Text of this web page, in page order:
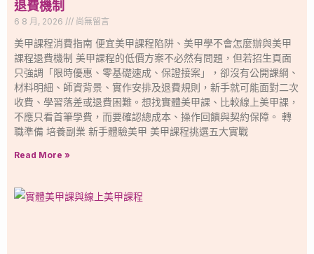
退費機制
6 8 月, 2026 尚無留言
美甲課程消費指南 便宜美甲課程陷阱、美甲學不會怎麼辦與美甲
課程退費機制 美甲課程的低價方案不必然有問題，但若招生頁面
只強調「限時優惠、零基礎速成、保證接案」，卻沒有公開課綱、
材料明細、師資背景、實作安排及退費規則，新手就可能面對二次
收費、學習落差或退費困難。想找實體美甲課、比較線上美甲課，
不應只看首筆學費，而要確認總成本、操作回饋與契約保障。 轉
職準備 培養副業 新手體驗美甲 美甲課程挑選五大實戰
Read More »